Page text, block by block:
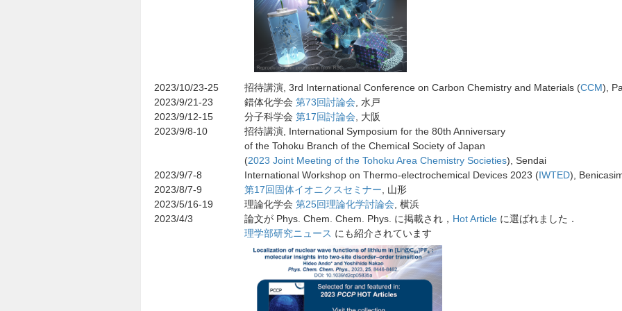
2023/10/23-25 招待講演, 3rd International Conference on Carbon Chemistry and Materials (CCM),
2023/9/21-23
錯体化学会 第73回討論会 , 水戸
2023/9/12-15
分子科学会 第17回討論会 , 大阪
2023/9/8-10
招待講演, International Symposium for the 80th Anniversary
of the Tohoku Branch of the Chemical Society of Japan
(2023 Joint Meeting of the Tohoku Area Chemistry Societies), Sendai
2023/9/7-8
International Workshop on Thermo-electrochemical Devices 2023 (IWTED),
2023/8/7-9
第17回固体イオニクスセミナー , 山形
2023/5/16-19
理論化学会 第25回理論化学討論会 , 横浜
2023/4/3
論文が Phys. Chem. Chem. Phys. に掲載され， Hot Article に選ばれました．
理学部研究ニュース にも紹介されています